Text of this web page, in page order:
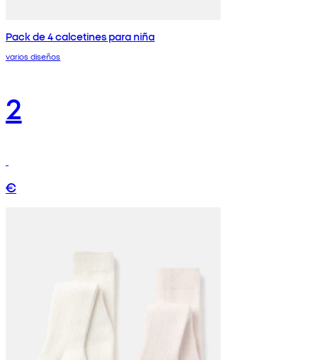
Pack de 4 calcetines para niña
varios diseños
2
€